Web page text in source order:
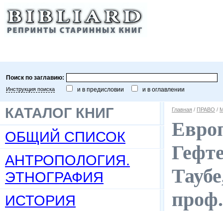
Поиск по заглавию:
Инструкция поиска и в предисловии и в оглавлении
КАТАЛОГ КНИГ
ОБЩИЙ СПИСОК
АНТРОПОЛОГИЯ.
ЭТНОГРАФИЯ
ИСТОРИЯ
Главная / ПРАВО /